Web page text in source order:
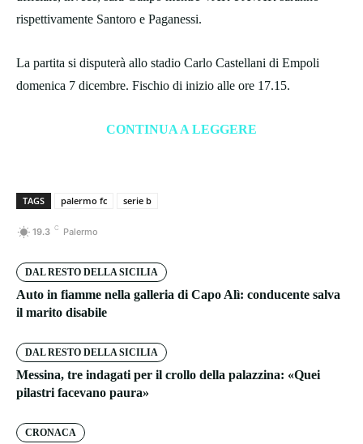
rispettivamente Santoro e Paganessi.
La partita si disputerà allo stadio Carlo Castellani di Empoli
domenica 7 dicembre. Fischio di inizio alle ore 17.15.
CONTINUA A LEGGERE
TAGS palermo fc serie b
19.3 C Palermo
DAL RESTO DELLA SICILIA
Auto in fiamme nella galleria di Capo Alì: conducente salva
il marito disabile
DAL RESTO DELLA SICILIA
Messina, tre indagati per il crollo della palazzina: «Quei
pilastri facevano paura»
CRONACA